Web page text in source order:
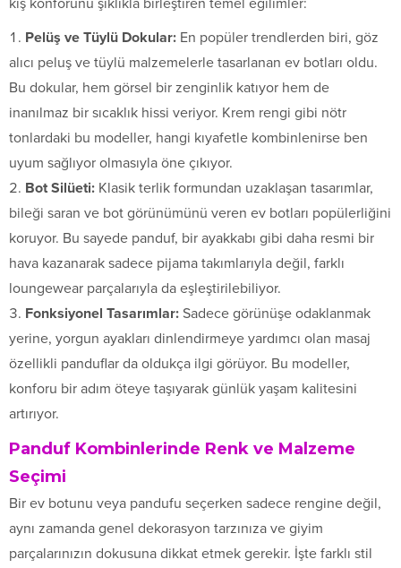
kış konforunu şıklıkla birleştiren temel eğilimler:
Pelüş ve Tüylü Dokular: En popüler trendlerden biri, göz
alıcı peluş ve tüylü malzemelerle tasarlanan ev botları oldu.
Bu dokular, hem görsel bir zenginlik katıyor hem de
inanılmaz bir sıcaklık hissi veriyor. Krem rengi gibi nötr
tonlardaki bu modeller, hangi kıyafetle kombinlenirse ben
uyum sağlıyor olmasıyla öne çıkıyor.
Bot Silüeti: Klasik terlik formundan uzaklaşan tasarımlar,
bileği saran ve bot görünümünü veren ev botları popülerliğini
koruyor. Bu sayede panduf, bir ayakkabı gibi daha resmi bir
hava kazanarak sadece pijama takımlarıyla değil, farklı
loungewear parçalarıyla da eşleştirilebiliyor.
Fonksiyonel Tasarımlar: Sadece görünüşe odaklanmak
yerine, yorgun ayakları dinlendirmeye yardımcı olan masaj
özellikli panduflar da oldukça ilgi görüyor. Bu modeller,
konforu bir adım öteye taşıyarak günlük yaşam kalitesini
artırıyor.
Panduf Kombinlerinde Renk ve Malzeme
Seçimi
Bir ev botunu veya pandufu seçerken sadece rengine değil,
aynı zamanda genel dekorasyon tarzınıza ve giyim
parçalarınızın dokusuna dikkat etmek gerekir. İşte farklı stil